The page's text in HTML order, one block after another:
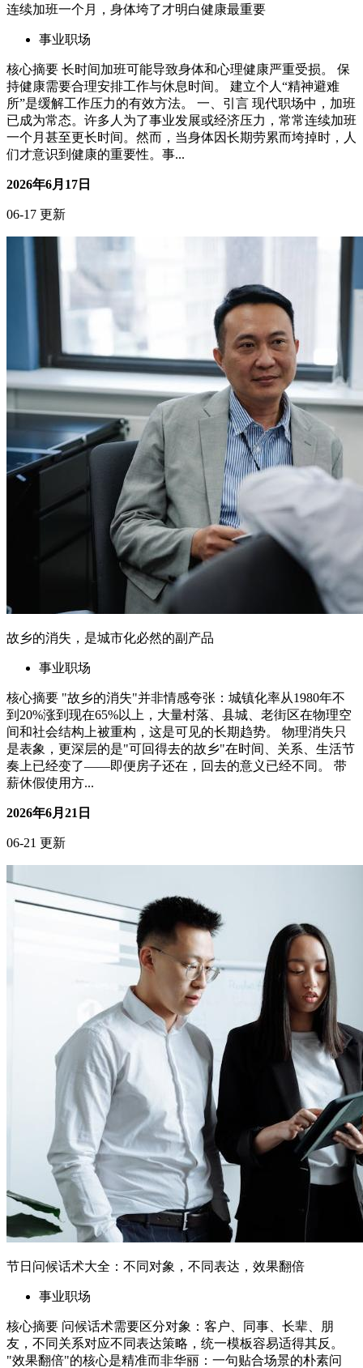
故乡的消失，是城市化必然的副产品
事业职场
核心摘要 "故乡的消失"并非情感夸张：城镇化率从1980年不
到20%涨到现在65%以上，大量村落、县城、老街区在物理空
间和社会结构上被重构，这是可见的长期趋势。 物理消失只
是表象，更深层的是"可回得去的故乡"在时间、关系、生活节
奏上已经变了——即便房子还在，回去的意义已经不同。 带
薪休假使用方...
2026年6月21日
节日问候话术大全：不同对象，不同表达，效果翻倍
核心摘要 问候话术需要区分对象：客户、同事、长辈、朋
友，不同关系对应不同表达策略，统一模板容易适得其反。
"效果翻倍"的核心是精准而非华丽：一句贴合场景的朴素问
候，远胜于千篇一律的群发祝福。 节日问候承载关系维护功
能：在职场、商务、家庭场景中，问候是最低成本的关系投
资。 内容设计需考虑传播渠...
2026年6月17日
06-17 更新